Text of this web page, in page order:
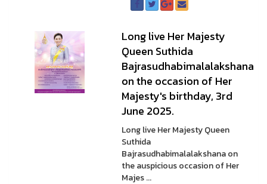
Long live Her Majesty
Queen Suthida
Bajrasudhabimalalakshana
on the occasion of Her
Majesty's birthday, 3rd
June 2025.
Long live Her Majesty Queen
Suthida
Bajrasudhabimalalakshana on
the auspicious occasion of Her
Majes ...